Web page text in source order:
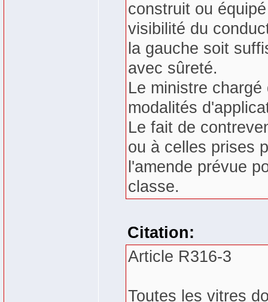
construit ou
visibilité du
la gauche soit
avec sûreté.
Le ministre
modalités
Le fait de
ou à celles prises
l'amende prévue
classe.
Citation:
Article R316-3
Toutes les vitres